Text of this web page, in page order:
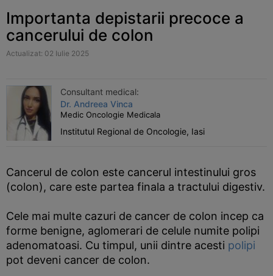
Importanta depistarii precoce a
cancerului de colon
Actualizat: 02 Iulie 2025
Consultant medical:
Dr. Andreea Vinca
Medic Oncologie Medicala
Institutul Regional de Oncologie, Iasi
Cancerul de colon este cancerul intestinului gros
(colon), care este partea finala a tractului digestiv.
Cele mai multe cazuri de cancer de colon incep ca
forme benigne, aglomerari de celule numite polipi
adenomatoasi. Cu timpul, unii dintre acesti polipi
pot deveni cancer de colon.